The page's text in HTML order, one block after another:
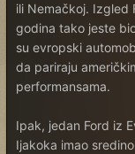
ili Nemačkoj. Izgled
godina tako jeste
su evropski
da pariraju
performansama.
Ipak, jedan Ford iz
Ijakoka imao